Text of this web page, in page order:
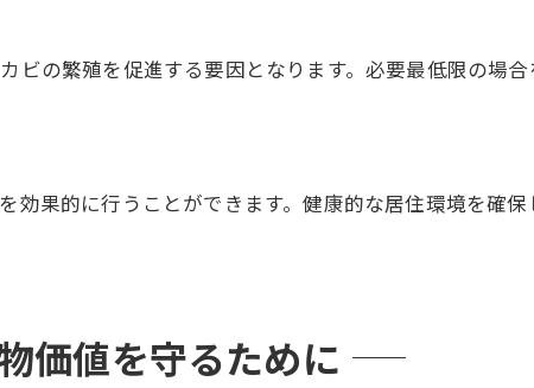
ビの繁殖を促進する要因となります。必要最低限の場
効果的に行うことができます。健康的な居住環境を確
価値を守るために